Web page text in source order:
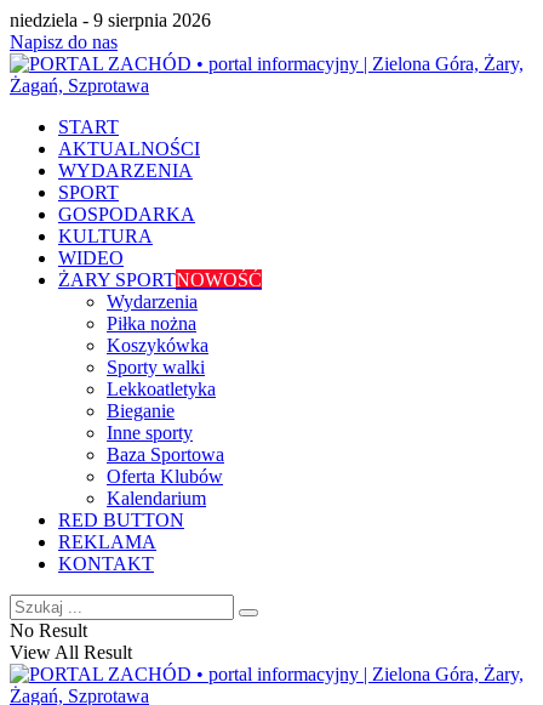
niedziela - 9 sierpnia 2026
Napisz do nas
START
AKTUALNOŚCI
WYDARZENIA
SPORT
GOSPODARKA
KULTURA
WIDEO
ŻARY SPORTNOWOŚĆ
Wydarzenia
Piłka nożna
Koszykówka
Sporty walki
Lekkoatletyka
Bieganie
Inne sporty
Baza Sportowa
Oferta Klubów
Kalendarium
RED BUTTON
REKLAMA
KONTAKT
No Result
View All Result